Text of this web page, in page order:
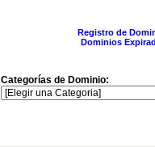
Registro de
Dominios
Categorías de Dominio: